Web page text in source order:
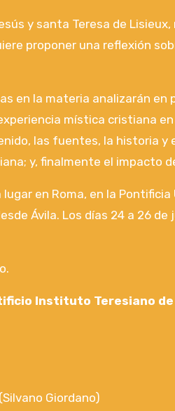
y santa Teresa de
proponer una reflexión
en la materia analizarán
mística cristiana
las fuentes, la historia y
y, finalmente el impacto
en Roma, en la
Ávila. Los días 24 a 26
Instituto Teresiano
Giordano)